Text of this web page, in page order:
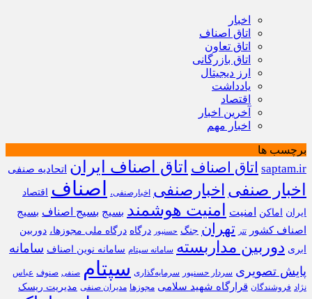
اخبار
اتاق اصناف
اتاق تعاون
اتاق بازرگانی
ارز دیجیتال
یادداشت
اقتصاد
آخرین اخبار
اخبار مهم
برچسب ها
saptam.ir اتاق اصناف اتاق اصناف ایران اتحادیه صنفی
اخبار صنفی اخبارصنفی اخبارصنفی، اصناف
اقتصاد
ایران
اماکن امنیت امنیت هوشمند بسیج بسیج اصناف بسیج
اصناف کشور
تتر تهران جنگ حسنپور درگاه درگاه ملی مجوزها، دوربین
ابری دوربین مداربسته سامانه سپتام سامانه نوین اصناف سامانه
پایش تصویری سردار حسنپور سرمایه‌گذاری سپتام صنفی صنوف عباس
نژاد فروشندگان قرارگاه شهید سلامی مجوزها مدیران صنفی مدیریت ریسک